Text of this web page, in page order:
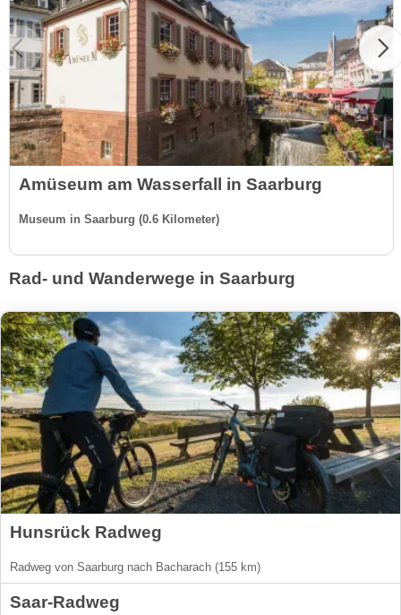
Amüseum am Wasserfall in Saarburg
Museum in Saarburg (0.6 Kilometer)
Rad- und Wanderwege in Saarburg
Hunsrück Radweg
Radweg von Saarburg nach Bacharach (155 km)
Saar-Radweg